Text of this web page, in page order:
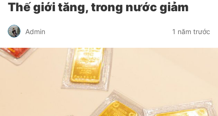
Thế giới tăng, trong nước giảm
Admin 1 năm trước